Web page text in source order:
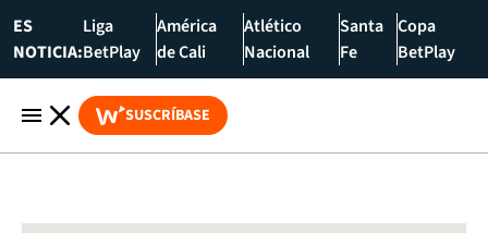
ES
NOTICIA:
Liga
BetPlay
América
de Cali
Atlético
Nacional
Santa
Fe
Copa
BetPlay
SUSCRÍBASE